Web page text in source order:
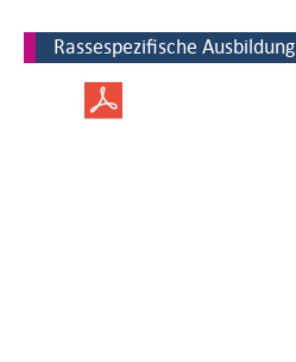
Rassespezifische Ausbildung